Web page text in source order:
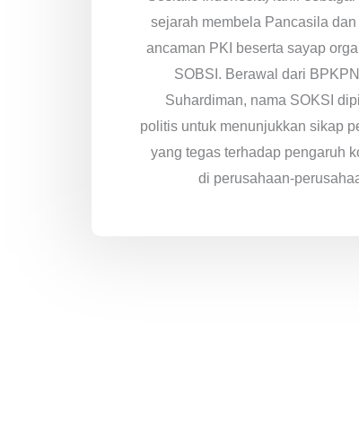
sejarah membela Pancasila
ancaman PKI beserta sayap
SOBSI. Berawal dari
Suhardiman, nama SOKSI
politis untuk menunjukkan sikap
yang tegas terhadap pengaruh
di perusahaan-